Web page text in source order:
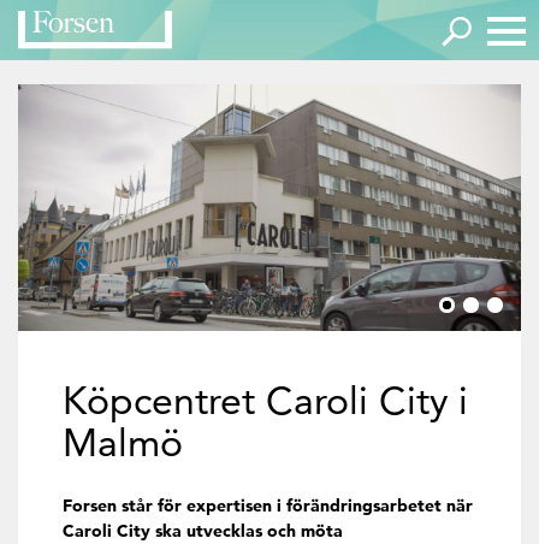
Köpcentret Caroli City i
Malmö
Forsen står för expertisen i förändringsarbetet när
Caroli City ska utvecklas och möta